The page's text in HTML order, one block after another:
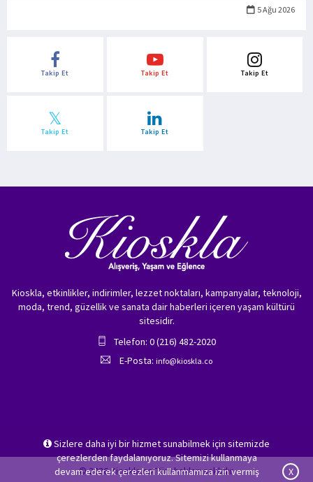
5 Ağu 2026
Takip Et Takip Et Takip Et
Takip Et Takip Et
Sizlere daha iyi bir hizmet sunabilmek için sitemizde
çerezlerden faydalanıyoruz. Sitemizi kullanmaya
devam ederek çerezleri kullanmamıza izin vermiş
X
Kioskla, etkinlikler, indirimler, lezzet noktaları, kampanyalar, teknoloji,
moda, trend, güzellik ve sanata dair haberleri içeren yaşam kültürü
sitesidir.
Telefon: 0 (216) 482-2020
E-Posta: info@kioskla.co
© 2026 Kioskla.co Tüm hakları saklıdır.